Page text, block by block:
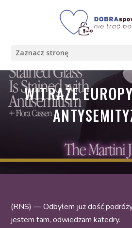
Zaznacz stronę
WITRAŻE
(RNS) — Odbyłem już dość
jestem tam, odwiedzam katedry.